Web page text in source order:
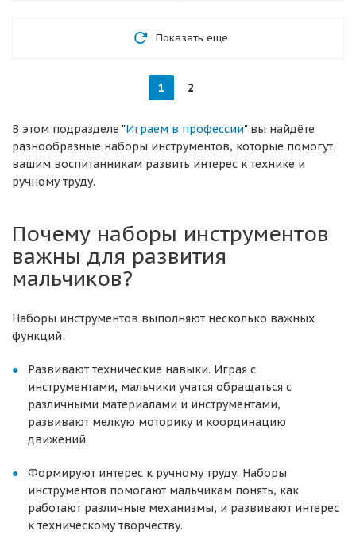
Показать еще
1 2
В этом подразделе "Играем в профессии" вы найдёте
разнообразные наборы инструментов, которые помогут
вашим воспитанникам развить интерес к технике и
ручному труду.
Почему наборы инструментов
важны для развития
мальчиков?
Наборы инструментов выполняют несколько важных
функций:
Развивают технические навыки. Играя с
инструментами, мальчики учатся обращаться с
различными материалами и инструментами,
развивают мелкую моторику и координацию
движений.
Формируют интерес к ручному труду. Наборы
инструментов помогают мальчикам понять, как
работают различные механизмы, и развивают интерес
к техническому творчеству.